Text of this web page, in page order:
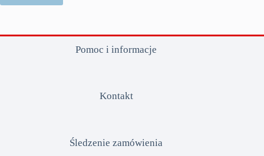
Pomoc i informacje
Kontakt
Śledzenie zamówienia